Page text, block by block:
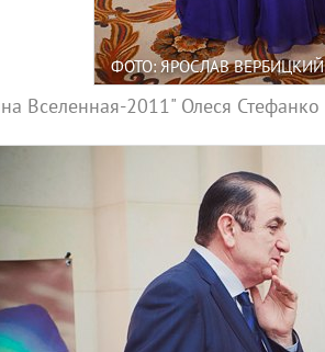
ФОТО: ЯРОСЛАВ ВЕРБИЦКИЙ
Вселенная-2011" Олеся Стефанко